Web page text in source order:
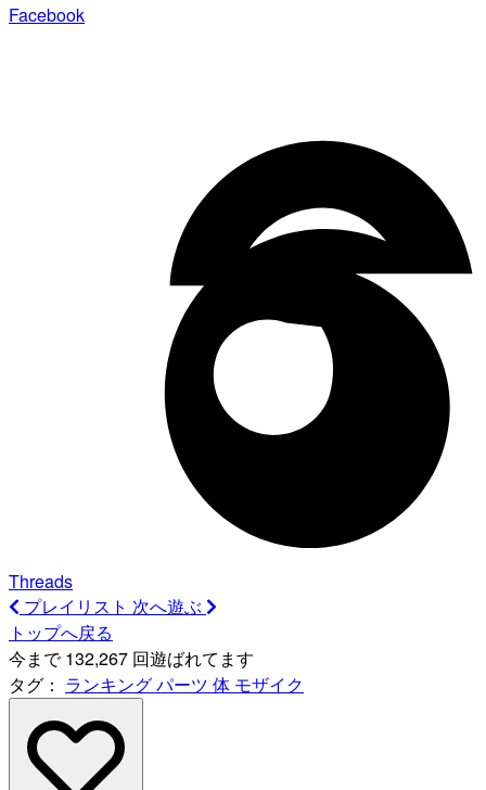
Facebook
Threads
プレイリスト 次へ遊ぶ
トップへ戻る
今まで 132,267 回遊ばれてます
タグ： ランキングパーツ 体 モザイク